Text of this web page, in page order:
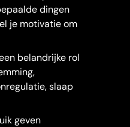
dingen
je motivatie om
belandrijke rol
slaap
geven